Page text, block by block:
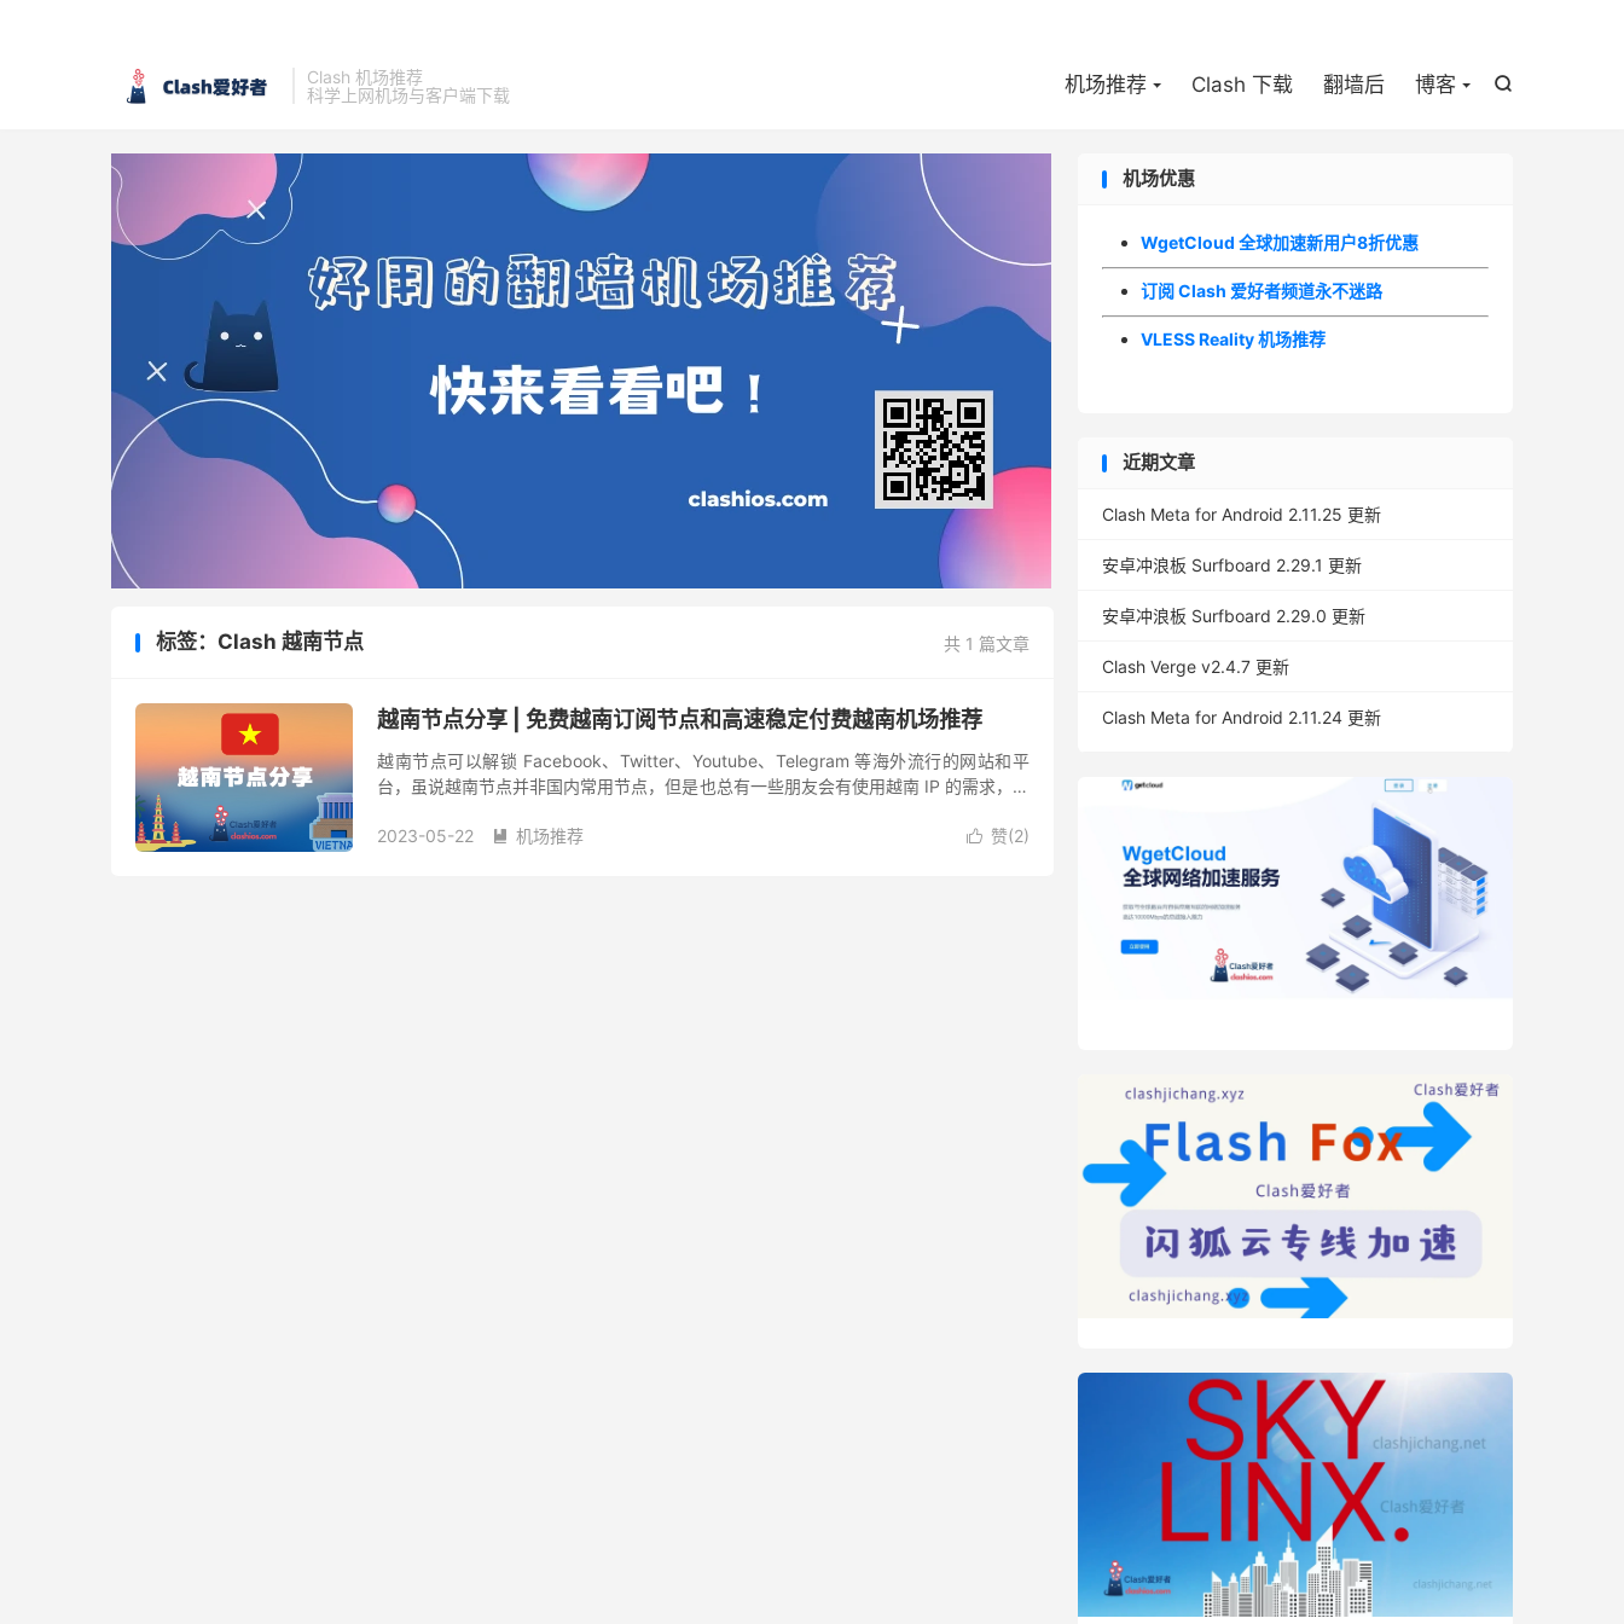
Clash 机场推荐
科学上网机场与客户端下载

机场推荐 Clash 下载 翻墙后 博客
共 1 篇文章
标签：Clash 越南节点
越南节点分享 | 免费越南订阅节点和高速稳定付费越南机场推荐
越南节点可以解锁 Facebook、Twitter、Youtube、Telegram 等海外流行的网站和平
台，虽说越南节点并非国内常用节点，但是也总有一些朋友会有使用越南 IP 的需求，所
 赞(2)
2023-05-22  机场推荐
机场优惠
WgetCloud 全球加速新用户8折优惠
订阅 Clash 爱好者频道永不迷路
VLESS Reality 机场推荐
近期文章
Clash Meta for Android 2.11.25 更新
安卓冲浪板 Surfboard 2.29.1 更新
安卓冲浪板 Surfboard 2.29.0 更新
Clash Verge v2.4.7 更新
Clash Meta for Android 2.11.24 更新